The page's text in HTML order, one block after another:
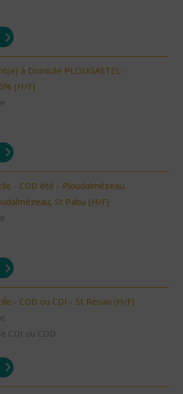
à Domicile PLOUGASTEL-
(H/F)
- CDD été - Ploudalmézeau,
St Pabu (H/F)
- CDD ou CDI - St Renan (H/F)
CDI ou CDD